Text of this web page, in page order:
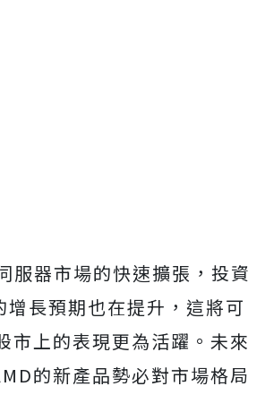
服器市場的快速擴張，投資
增長預期也在提升，這將可
市上的表現更為活躍。未來
的新產品勢必對市場格局